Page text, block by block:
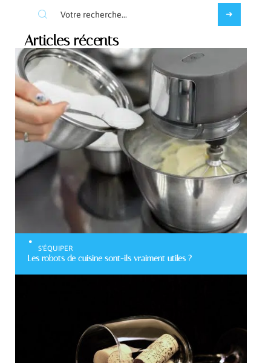
Articles récents
S'ÉQUIPER
Les robots de cuisine sont-ils vraiment utiles ?